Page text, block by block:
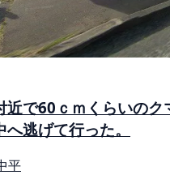
近で60ｃｍくらいのク
へ逃げて行った。
平